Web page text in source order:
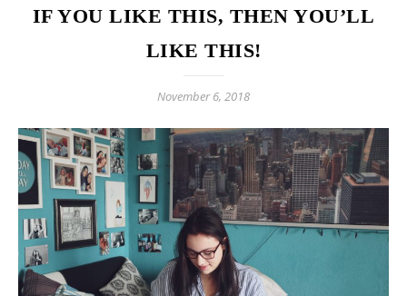
IF YOU LIKE THIS, THEN YOU’LL
LIKE THIS!
November 6, 2018